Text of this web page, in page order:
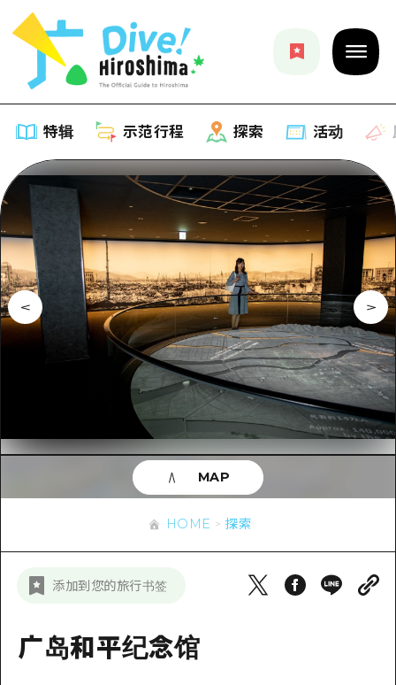
特辑 示范行程 探索 活动
列表
推荐
艺术
活动·庙会
美食·酒水
骑自行车
购物
运动
夜晚生活
标准
示范行程
列表
Dive!Hiroshima官方向导
广岛随意旅行
广岛市内
安艺
答对了
宫岛周边
短途旅行
探索
列表
广岛市内
安艺
答對了
美北
东山口
爱媛
岛根
活动
应时信息
有用的信息
列表
超值的游览门票
新闻
HOME 探索
添加到您的旅行书签
广岛和平纪念馆
MAP